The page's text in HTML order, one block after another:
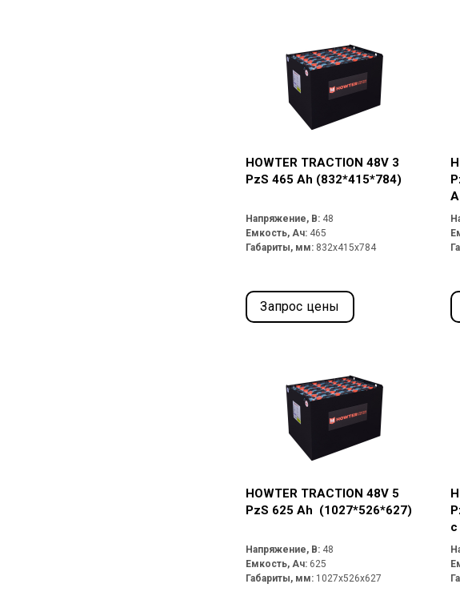
HOWTER TRACTION 48V 3
PzS 465 Ah (832*415*784)
Напряжение, В: 48
Емкость, Ач: 465
Габариты, мм: 832x415x784
Запрос цены
HOWTER TRACTION 48V 5
PzS 625 Ah (1027*526*627)
Напряжение, В: 48
Емкость, Ач: 625
Габариты, мм: 1027x526x627